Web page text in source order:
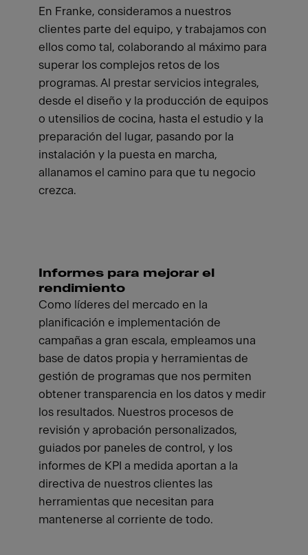
En Franke, consideramos a nuestros
clientes parte del equipo, y trabajamos con
ellos como tal, colaborando al máximo para
superar los complejos retos de los
programas. Al prestar servicios integrales,
desde el diseño y la producción de equipos
o utensilios de cocina, hasta el estudio y la
preparación del lugar, pasando por la
instalación y la puesta en marcha,
allanamos el camino para que tu negocio
crezca.
Informes para mejorar el
rendimiento
Como líderes del mercado en la
planificación e implementación de
campañas a gran escala, empleamos una
base de datos propia y herramientas de
gestión de programas que nos permiten
obtener transparencia en los datos y medir
los resultados. Nuestros procesos de
revisión y aprobación personalizados,
guiados por paneles de control, y los
informes de KPI a medida aportan a la
directiva de nuestros clientes las
herramientas que necesitan para
mantenerse al corriente de todo.